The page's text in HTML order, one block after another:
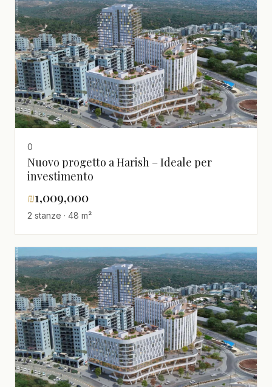
0
Nuovo progetto a Harish – Ideale per
investimento
₪1,009,000
2 stanze · 48 m²